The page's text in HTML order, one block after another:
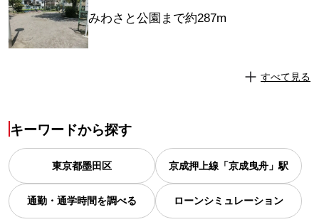
みわさと公園まで約287m
すべて見る
キーワードから探す
東京都墨田区 京成押上線「京成曳舟」駅
通勤・通学時間を調べる ローンシミュレーション